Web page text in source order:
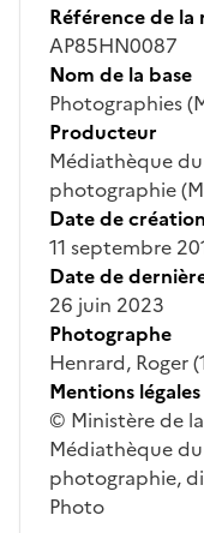
Référence de la
AP85HN0087
Nom de la base
Photographies
Producteur
Médiathèque
photographie
Date de
11 septembre
Date de
26 juin 2023
Photographe
Henrard, Roger
Mentions légales
© Ministère de
Médiathèque
photographie,
Photo